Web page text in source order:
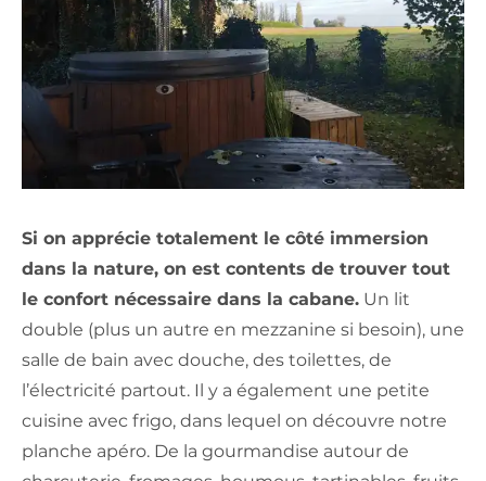
Si on apprécie totalement le côté immersion
dans la nature, on est contents de trouver tout
le confort nécessaire dans la cabane. Un lit
double (plus un autre en mezzanine si besoin), une
salle de bain avec douche, des toilettes, de
l’électricité partout. Il y a également une petite
cuisine avec frigo, dans lequel on découvre notre
planche apéro. De la gourmandise autour de